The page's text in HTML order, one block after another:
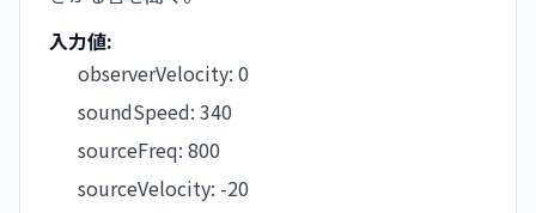
入力値:
observerVelocity: 0
soundSpeed: 340
sourceFreq: 800
sourceVelocity: -20